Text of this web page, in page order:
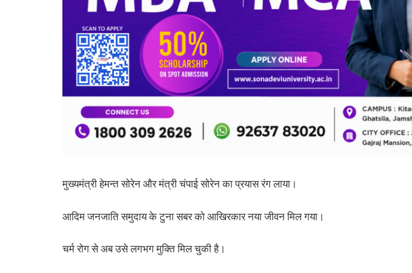
मुख्यमंत्री हेमन्त सोरेन और मंत्री चंपाई सोरेन का प्रयास रंग लाया।
आदिम जनजाति समुदाय के टुना सबर को आखिरकार नया जीवन मिल गया।
चर्म रोग से अब उसे लगभग मुक्ति मिल चुकी है।